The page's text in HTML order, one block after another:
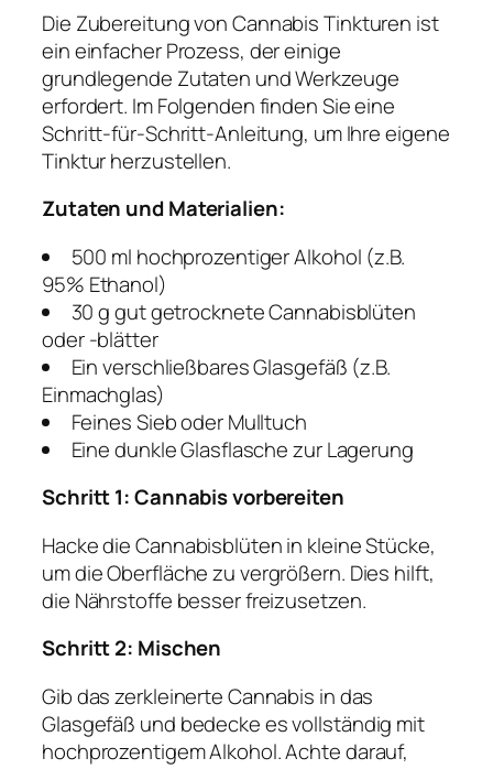
Die Zubereitung von Cannabis Tinkturen ist
ein einfacher Prozess, der einige
grundlegende Zutaten und Werkzeuge
erfordert. Im Folgenden finden Sie eine
Schritt-für-Schritt-Anleitung, um Ihre eigene
Tinktur herzustellen.
Zutaten und Materialien:
500 ml hochprozentiger Alkohol (z.B.
95% Ethanol)
30 g gut getrocknete Cannabisblüten
oder -blätter
Ein verschließbares Glasgefäß (z.B.
Einmachglas)
Feines Sieb oder Mulltuch
Eine dunkle Glasflasche zur Lagerung
Schritt 1: Cannabis vorbereiten
Hacke die Cannabisblüten in kleine Stücke,
um die Oberfläche zu vergrößern. Dies hilft,
die Nährstoffe besser freizusetzen.
Schritt 2: Mischen
Gib das zerkleinerte Cannabis in das
Glasgefäß und bedecke es vollständig mit
hochprozentigem Alkohol. Achte darauf,